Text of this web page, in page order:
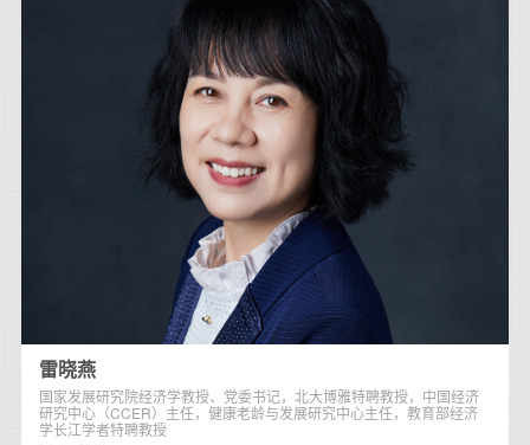
雷晓燕
国家发展研究院经济学教授、党委书记，北大博雅特聘教授，中国经济
研究中心（CCER）主任，健康老龄与发展研究中心主任，教育部经济
学长江学者特聘教授